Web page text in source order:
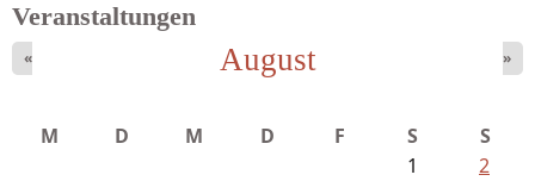
Sigune Schnabel und Philipp...
Veranstaltungen
August
« »
M D M D F S
S
1
2